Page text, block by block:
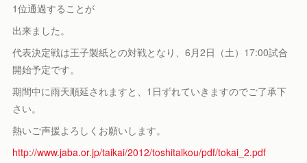
1位通過することが
出来ました。
代表決定戦は王子製紙との対戦となり、6月2日（土）17:00試合
開始予定です。
期間中に雨天順延されますと、1日ずれていきますのでご了承下
さい。
熱いご声援よろしくお願いします。
http://www.jaba.or.jp/taikai/2012/toshitaikou/pdf/tokai_2.pdf